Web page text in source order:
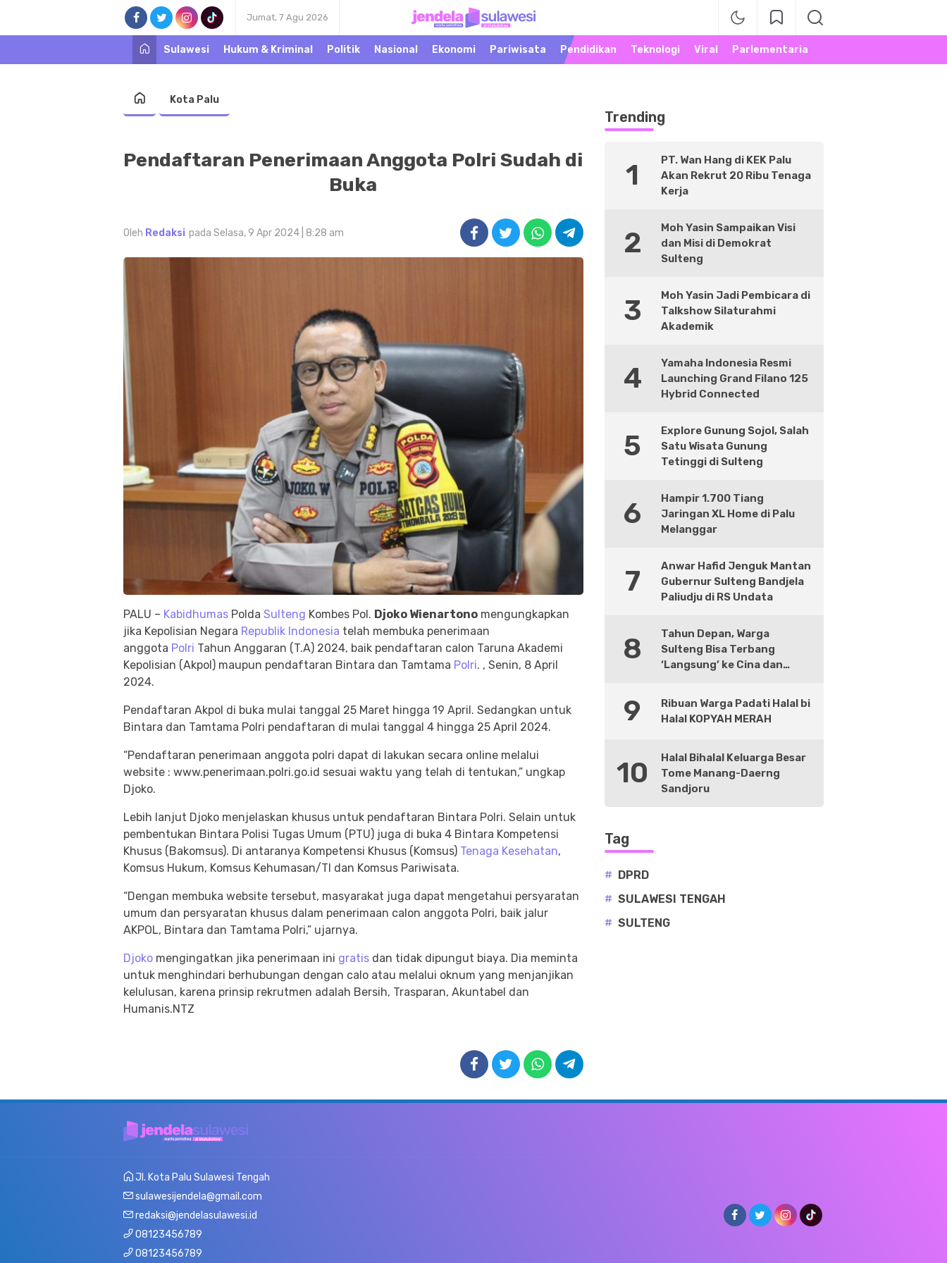
Jumat, 7 Agu 2026
Jendela Sulawesi
Warta Peristiwa di
Khatulistiwa
Sulawesi
Hukum & Kriminal Politik Nasional Ekonomi Pariwisata Pendidikan Teknologi Viral Parlementaria
Kota Palu
Pendaftaran Penerimaan Anggota Polri Sudah di
Buka
Oleh Redaksi pada Selasa, 9 Apr 2024 | 8:28 am
PALU – Kabidhumas Polda Sulteng Kombes Pol. Djoko Wienartono mengungkapkan
jika Kepolisian Negara Republik Indonesia telah membuka penerimaan
anggota Polri Tahun Anggaran (T.A) 2024, baik pendaftaran calon Taruna Akademi
Kepolisian (Akpol) maupun pendaftaran Bintara dan Tamtama Polri. , Senin, 8 April
2024.
Pendaftaran Akpol di buka mulai tanggal 25 Maret hingga 19 April. Sedangkan untuk
Bintara dan Tamtama Polri pendaftaran di mulai tanggal 4 hingga 25 April 2024.
“Pendaftaran penerimaan anggota polri dapat di lakukan secara online melalui
website : www.penerimaan.polri.go.id sesuai waktu yang telah di tentukan,” ungkap
Djoko.
Lebih lanjut Djoko menjelaskan khusus untuk pendaftaran Bintara Polri. Selain untuk
pembentukan Bintara Polisi Tugas Umum (PTU) juga di buka 4 Bintara Kompetensi
Khusus (Bakomsus). Di antaranya Kompetensi Khusus (Komsus) Tenaga Kesehatan,
Komsus Hukum, Komsus Kehumasan/TI dan Komsus Pariwisata.
“Dengan membuka website tersebut, masyarakat juga dapat mengetahui persyaratan
umum dan persyaratan khusus dalam penerimaan calon anggota Polri, baik jalur
AKPOL, Bintara dan Tamtama Polri,” ujarnya.
Djoko mengingatkan jika penerimaan ini gratis dan tidak dipungut biaya. Dia meminta
untuk menghindari berhubungan dengan calo atau melalui oknum yang menjanjikan
kelulusan, karena prinsip rekrutmen adalah Bersih, Trasparan, Akuntabel dan
Humanis.NTZ
Trending
1
PT. Wan Hang di KEK Palu
Akan Rekrut 20 Ribu Tenaga
Kerja
2
Moh Yasin Sampaikan Visi
dan Misi di Demokrat
Sulteng
3
Moh Yasin Jadi Pembicara di
Talkshow Silaturahmi
Akademik
4
Yamaha Indonesia Resmi
Launching Grand Filano 125
Hybrid Connected
5
Explore Gunung Sojol, Salah
Satu Wisata Gunung
Tetinggi di Sulteng
6
Hampir 1.700 Tiang
Jaringan XL Home di Palu
Melanggar
7
Anwar Hafid Jenguk Mantan
Gubernur Sulteng Bandjela
Paliudju di RS Undata
8
Tahun Depan, Warga
Sulteng Bisa Terbang
‘Langsung’ ke Cina dan
9
Ribuan Warga Padati Halal bi
Halal KOPYAH MERAH
10
Halal Bihalal Keluarga Besar
Tome Manang-Daerng
Sandjoru
Tag
# DPRD
# SULAWESI TENGAH
# SULTENG
Jl. Kota Palu Sulawesi Tengah
sulawesijendela@gmail.com
redaksi@jendelasulawesi.id
08123456789
08123456789